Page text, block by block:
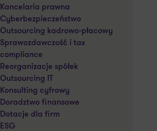
Kancelaria prawna
Cyberbezpieczeństwo
Outsourcing kadrowo-płacowy
Sprawozdawczość i tax
compliance
Reorganizacje spółek
Outsourcing IT
Konsulting cyfrowy
Doradztwo finansowe
Dotacje dla firm
ESG